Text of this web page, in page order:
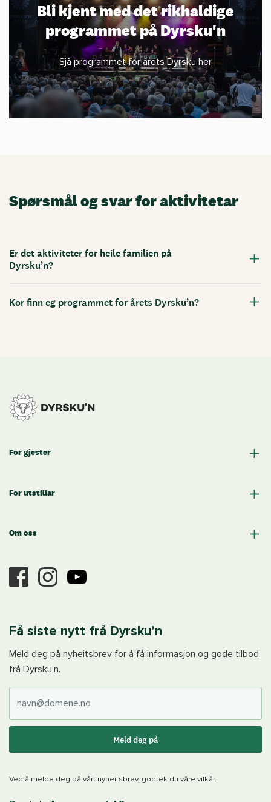
Bli kjent med det rikhaldige
programmet på Dyrsku'n
Sjå programmet for årets Dyrsku her
Spørsmål og svar for aktivitetar
Er det aktiviteter for heile familien på
Dyrsku’n?
Kor finn eg programmet for årets Dyrsku’n?
For gjester
For utstillar
Om oss
Få siste nytt frå Dyrsku’n
Meld deg på nyheitsbrev for å få informasjon og gode tilbod
frå Dyrsku’n.
Meld deg på
Ved å melde deg på vårt nyheitsbrev, godtek du våre vilkår.